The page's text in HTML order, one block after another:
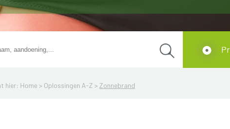
hier: Home > Oplossingen A-Z > Zonnebrand